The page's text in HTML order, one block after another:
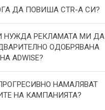
ДА ПОВИША СТR-А СИ?
НУЖДА РЕКЛАМАТА МИ ДА
ОДОБРЯВАНА
ADWISE?
НАМАЛЯВАТ
НА КАМПАНИЯТА?